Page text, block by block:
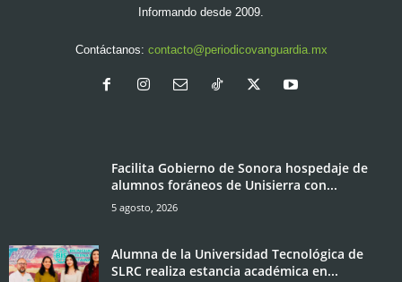
Informando desde 2009.
Contáctanos: contacto@periodicovanguardia.mx
Facilita Gobierno de Sonora hospedaje de
alumnos foráneos de Unisierra con...
5 agosto, 2026
Alumna de la Universidad Tecnológica de
SLRC realiza estancia académica en...